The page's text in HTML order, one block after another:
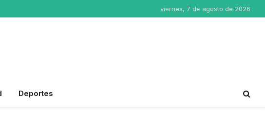
viernes, 7 de agosto de 2026
Deportes